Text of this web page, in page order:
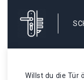
Willst du die Tür